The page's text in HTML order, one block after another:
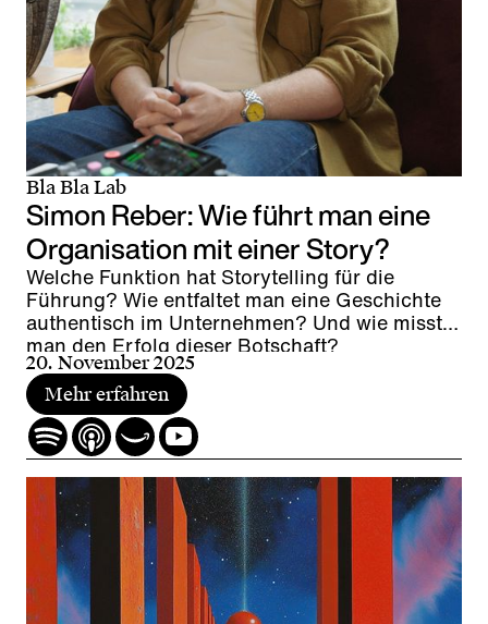
Bla Bla Lab
Simon Reber: Wie führt man eine
Organisation mit einer Story?
Welche Funktion hat Storytelling für die
Führung? Wie entfaltet man eine Geschichte
authentisch im Unternehmen? Und wie misst
man den Erfolg dieser Botschaft?
20. November 2025
Mehr erfahren